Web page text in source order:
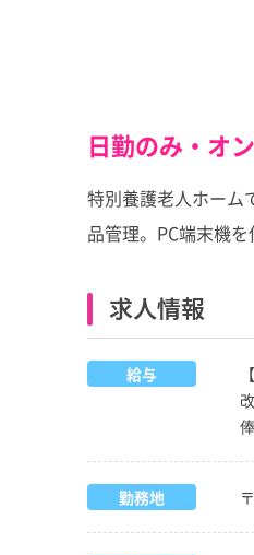
日勤のみ・オ
特別養護老人ホーム
品管理。PC端末機
求人情報
給与
勤務地